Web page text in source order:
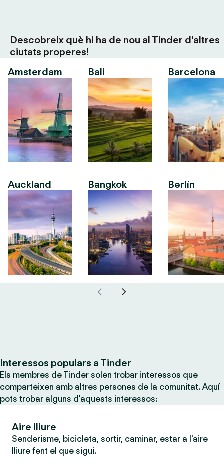
Descobreix què hi ha de nou al Tinder d'altres
ciutats properes!
Amsterdam
Auckland
Bali
Bangkok
Barcelona
Berlín
Interessos populars a Tinder
Els membres de Tinder solen trobar interessos que
comparteixen amb altres persones de la comunitat. Aquí
pots trobar alguns d'aquests interessos:
Aire lliure
Senderisme, bicicleta, sortir, caminar, estar a l'aire
lliure fent el que sigui.